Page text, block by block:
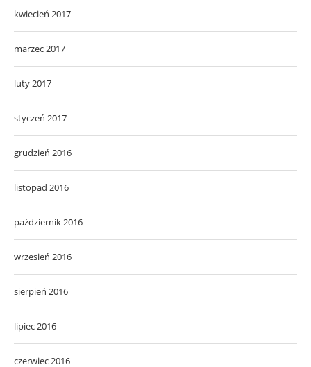
kwiecień 2017
marzec 2017
luty 2017
styczeń 2017
grudzień 2016
listopad 2016
październik 2016
wrzesień 2016
sierpień 2016
lipiec 2016
czerwiec 2016